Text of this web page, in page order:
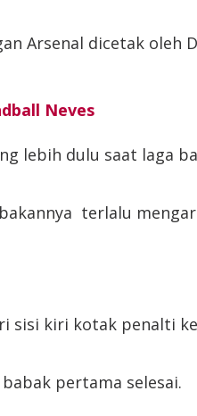
Arsenal dicetak oleh
Neves
lebih dulu saat laga
terlalu
sisi kiri kotak penalti
pertama selesai.